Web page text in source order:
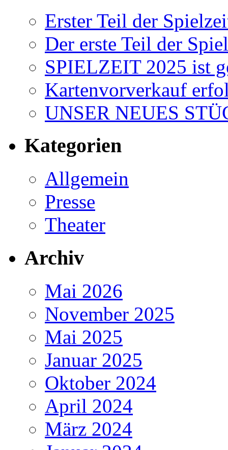
Erster Teil der
Der erste Teil der
SPIELZEIT 2025 ist
Kartenvorverkauf
UNSER NEUES
Kategorien
Allgemein
Presse
Theater
Archiv
Mai 2026
November 2025
Mai 2025
Januar 2025
Oktober 2024
April 2024
März 2024